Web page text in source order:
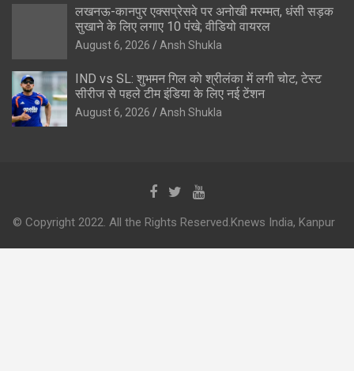
लखनऊ-कानपुर एक्सप्रेसवे पर अनोखी मरम्मत, धंसी सड़क
सुखाने के लिए लगाए 10 पंखे; वीडियो वायरल
August 6, 2026 Ansh Shukla
IND vs SL: शुभमन गिल को श्रीलंका में लगी चोट, टेस्ट
सीरीज से पहले टीम इंडिया के लिए नई टेंशन
August 6, 2026 Ansh Shukla
© Copyright 2022. All the Rights Reserved.Knews India, Kanpur